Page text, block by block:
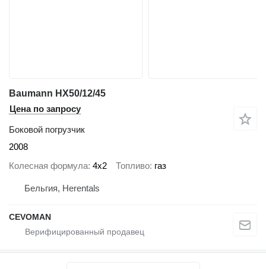
Baumann HX50/12/45
Цена по запросу
Боковой погрузчик
2008
Колесная формула 4x2 Топливо газ
Бельгия, Herentals
CEVOMAN